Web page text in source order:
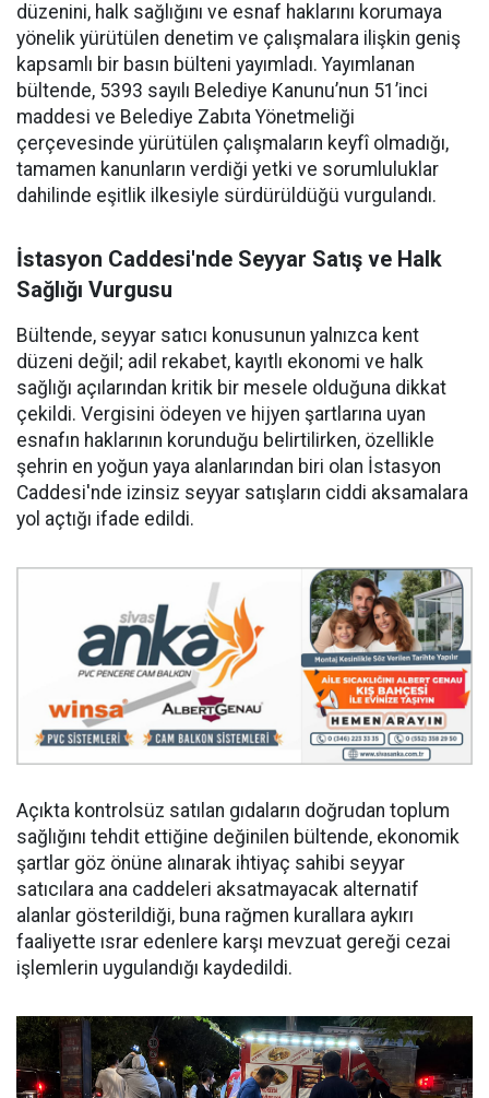
düzenini, halk sağlığını ve esnaf haklarını korumaya
yönelik yürütülen denetim ve çalışmalara ilişkin geniş
kapsamlı bir basın bülteni yayımladı. Yayımlanan
bültende, 5393 sayılı Belediye Kanunu’nun 51’inci
maddesi ve Belediye Zabıta Yönetmeliği
çerçevesinde yürütülen çalışmaların keyfî olmadığı,
tamamen kanunların verdiği yetki ve sorumluluklar
dahilinde eşitlik ilkesiyle sürdürüldüğü vurgulandı.
İstasyon Caddesi'nde Seyyar Satış ve Halk
Sağlığı Vurgusu
Bültende, seyyar satıcı konusunun yalnızca kent
düzeni değil; adil rekabet, kayıtlı ekonomi ve halk
sağlığı açılarından kritik bir mesele olduğuna dikkat
çekildi. Vergisini ödeyen ve hijyen şartlarına uyan
esnafın haklarının korunduğu belirtilirken, özellikle
şehrin en yoğun yaya alanlarından biri olan İstasyon
Caddesi'nde izinsiz seyyar satışların ciddi aksamalara
yol açtığı ifade edildi.
Açıkta kontrolsüz satılan gıdaların doğrudan toplum
sağlığını tehdit ettiğine değinilen bültende, ekonomik
şartlar göz önüne alınarak ihtiyaç sahibi seyyar
satıcılara ana caddeleri aksatmayacak alternatif
alanlar gösterildiği, buna rağmen kurallara aykırı
faaliyette ısrar edenlere karşı mevzuat gereği cezai
işlemlerin uygulandığı kaydedildi.